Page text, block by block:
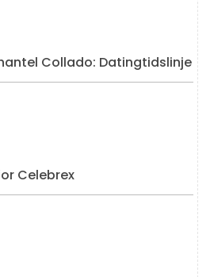
Collado: Datingtidslinje
Celebrex